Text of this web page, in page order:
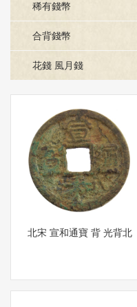
稀有錢幣
合背錢幣
花錢 風月錢
北宋 宣和通寶 背 光背北